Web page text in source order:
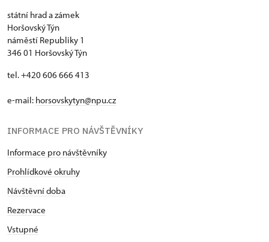
státní hrad a zámek
Horšovský Týn
náměstí Republiky 1
346 01 Horšovský Týn
tel. +420 606 666 413
e-mail: horsovskytyn@npu.cz
INFORMACE PRO NÁVŠTĚVNÍKY
Informace pro návštěvníky
Prohlídkové okruhy
Návštěvní doba
Rezervace
Vstupné